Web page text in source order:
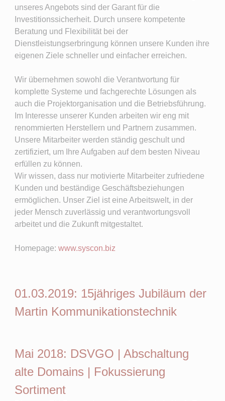
unseres Angebots sind der Garant für die
Investitionssicherheit. Durch unsere kompetente
Beratung und Flexibilität bei der
Dienstleistungserbringung können unsere Kunden ihre
eigenen Ziele schneller und einfacher erreichen.
Wir übernehmen sowohl die Verantwortung für
komplette Systeme und fachgerechte Lösungen als
auch die Projektorganisation und die Betriebsführung.
Im Interesse unserer Kunden arbeiten wir eng mit
renommierten Herstellern und Partnern zusammen.
Unsere Mitarbeiter werden ständig geschult und
zertifiziert, um Ihre Aufgaben auf dem besten Niveau
erfüllen zu können.
Wir wissen, dass nur motivierte Mitarbeiter zufriedene
Kunden und beständige Geschäftsbeziehungen
ermöglichen. Unser Ziel ist eine Arbeitswelt, in der
jeder Mensch zuverlässig und verantwortungsvoll
arbeitet und die Zukunft mitgestaltet.
Homepage: www.syscon.biz
01.03.2019: 15jähriges Jubiläum der
Martin Kommunikationstechnik
Mai 2018: DSVGO | Abschaltung
alte Domains | Fokussierung
Sortiment